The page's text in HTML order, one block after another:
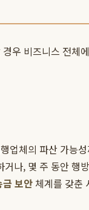
우 비즈니스 전체
업체의 파산 가능
나, 몇 주 동안 행
보안 체계를 갖춘